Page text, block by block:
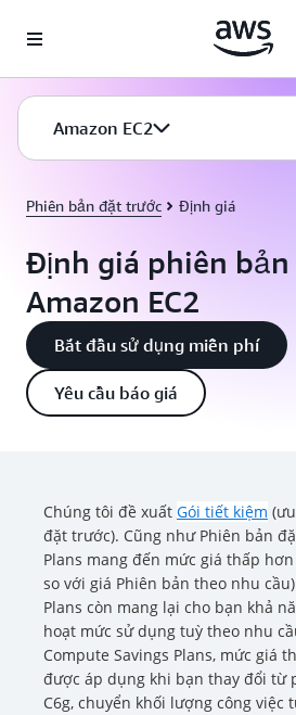
Amazon EC2
Phiên bản đặt trước Định giá
Định giá phiên
Amazon EC2
Bắt đầu sử dụng miễn phí
Yêu cầu báo giá
Chúng tôi đề xuất Gói tiết kiệm
đặt trước). Cũng như Phiên bản
Plans mang đến mức giá thấp
so với giá Phiên bản theo nhu
Plans còn mang lại cho bạn khả
hoạt mức sử dụng tuỳ theo nhu
Compute Savings Plans, mức giá
được áp dụng khi bạn thay đổi từ
C6g, chuyển khối lượng công việc